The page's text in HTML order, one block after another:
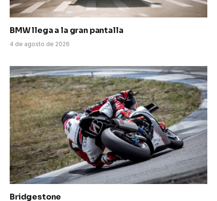
BMW llega a la gran pantalla
4 de agosto de 2026
Bridgestone